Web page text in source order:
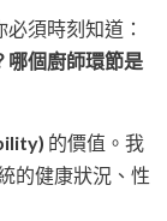
須時刻知道：
哪個廚師環節是
的價值。我
的健康狀況、性